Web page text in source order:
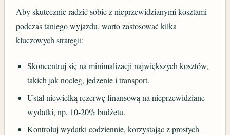
Aby skutecznie radzić sobie z nieprzewidzianymi kosztami
podczas taniego wyjazdu, warto zastosować kilka
kluczowych strategii:
Skoncentruj się na minimalizacji największych kosztów,
takich jak nocleg, jedzenie i transport.
Ustal niewielką rezerwę finansową na nieprzewidziane
wydatki, np. 10-20% budżetu.
Kontroluj wydatki codziennie, korzystając z prostych